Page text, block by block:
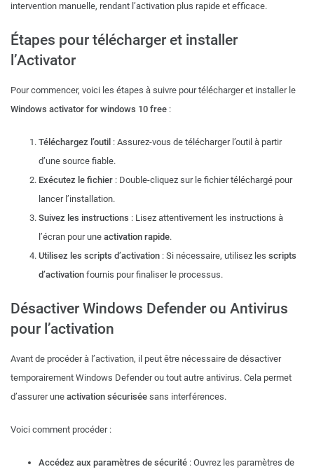
intervention manuelle, rendant l’activation plus rapide et efficace.
Étapes pour télécharger et installer
l’Activator
Pour commencer, voici les étapes à suivre pour télécharger et installer le
Windows activator for windows 10 free :
Téléchargez l’outil : Assurez-vous de télécharger l’outil à partir
d’une source fiable.
Exécutez le fichier : Double-cliquez sur le fichier téléchargé pour
lancer l’installation.
Suivez les instructions : Lisez attentivement les instructions à
l’écran pour une activation rapide.
Utilisez les scripts d’activation : Si nécessaire, utilisez les scripts
d’activation fournis pour finaliser le processus.
Désactiver Windows Defender ou Antivirus
pour l’activation
Avant de procéder à l’activation, il peut être nécessaire de désactiver
temporairement Windows Defender ou tout autre antivirus. Cela permet
d’assurer une activation sécurisée sans interférences.
Voici comment procéder :
Accédez aux paramètres de sécurité : Ouvrez les paramètres de